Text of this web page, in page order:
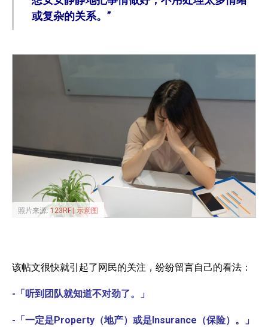
或复杂的关系。”
照片来源:123RF | 示意图
该帖文很快就引起了网民的关注，纷纷留言自己的看法：
-「听到团队就知道不对劲了。」
-「一定是Property（地产）或是Insurance（保险）。」